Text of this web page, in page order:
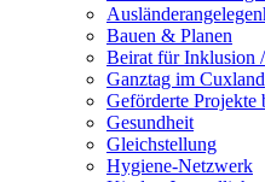
Bauen & Planen
Beirat für Inklusion
Ganztag im Cuxland
Geförderte
Gesundheit
Gleichstellung
Hygiene-Netzwerk